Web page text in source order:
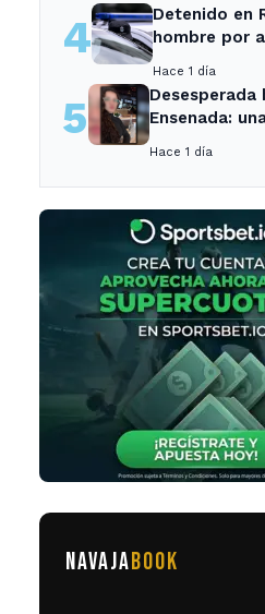
4
Detenido en
hombre por
Hace 1 día
5
Desesperada
Ensenada:
Hace 1 día
NAVAJABOOK